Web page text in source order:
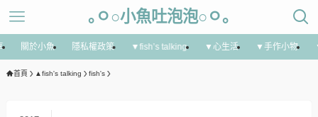
｡ㅇ○小魚吐泡泡○ㅇ｡
關於小魚 隱私權政策 ▼fish’s talking ▼心生活 ▼手作小物
首頁 ▲fish's talking fish's